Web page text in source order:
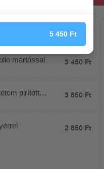
mártással 3 450 Ft
pirított
3 850 Ft
2 850 Ft
5 450 Ft